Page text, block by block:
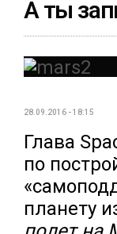
А ты
28.09.2016 - 18:15
Глава
по
планету